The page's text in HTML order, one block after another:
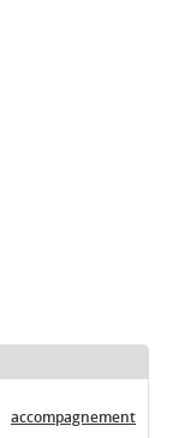
accompagnement